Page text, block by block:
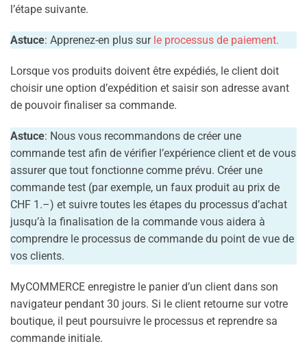
l’étape suivante.
Astuce: Apprenez-en plus sur le processus de paiement.
Lorsque vos produits doivent être expédiés, le client doit
choisir une option d’expédition et saisir son adresse avant
de pouvoir finaliser sa commande.
Astuce: Nous vous recommandons de créer une
commande test afin de vérifier l’expérience client et de vous
assurer que tout fonctionne comme prévu. Créer une
commande test (par exemple, un faux produit au prix de
CHF 1.–) et suivre toutes les étapes du processus d’achat
jusqu’à la finalisation de la commande vous aidera à
comprendre le processus de commande du point de vue de
vos clients.
MyCOMMERCE enregistre le panier d’un client dans son
navigateur pendant 30 jours. Si le client retourne sur votre
boutique, il peut poursuivre le processus et reprendre sa
commande initiale.